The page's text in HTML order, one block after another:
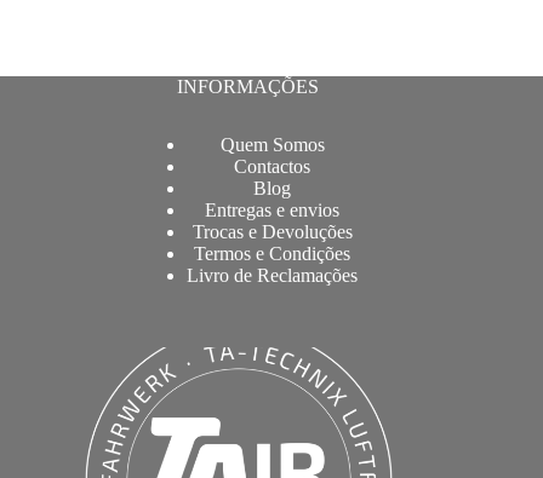
INFORMAÇÕES
Quem Somos
Contactos
Blog
Entregas e envios
Trocas e Devoluções
Termos e Condições
Livro de Reclamações